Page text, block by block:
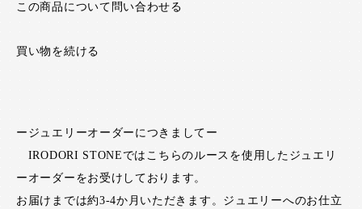
この商品について問い合わせる
買い物を続ける
ージュエリーオーダーにつきましてー
IRODORI STONEではこちらのルースを使用したジュエリ
ーオーダーをお受けしております。
お届けまでは約3-4か月いただきます。ジュエリーへのお仕立